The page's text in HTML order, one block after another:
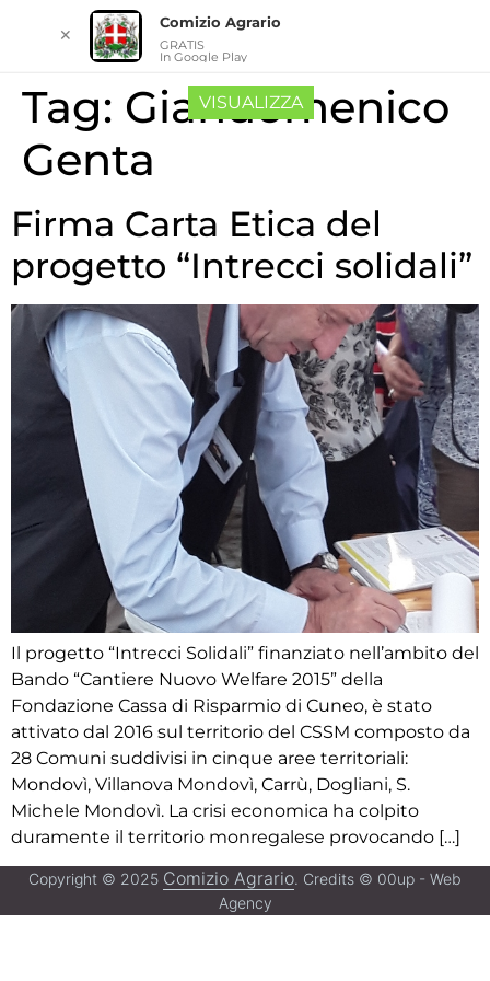
Tag: Giandomenico
Genta
Firma Carta Etica del
progetto “Intrecci solidali”
Il progetto “Intrecci Solidali” finanziato nell’ambito del
Bando “Cantiere Nuovo Welfare 2015” della
Fondazione Cassa di Risparmio di Cuneo, è stato
attivato dal 2016 sul territorio del CSSM composto da
28 Comuni suddivisi in cinque aree territoriali:
Mondovì, Villanova Mondovì, Carrù, Dogliani, S.
Michele Mondovì. La crisi economica ha colpito
duramente il territorio monregalese provocando […]
Copyright © 2025 Comizio Agrario. Credits © 00up - Web
Agency
✕
Comizio Agrario
GRATIS
In Google Play
VISUALIZZA